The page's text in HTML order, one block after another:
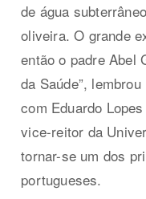
de água
oliveira. O grande
então o padre Abel
da Saúde”,
com Eduardo
vice-reitor da
tornar-se um dos
portugueses.